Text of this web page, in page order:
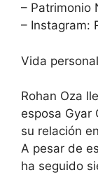
– Patrimonio
– Instagram:
Vida personal
Rohan Oza
esposa Gyar
su relación
A pesar de
ha seguido